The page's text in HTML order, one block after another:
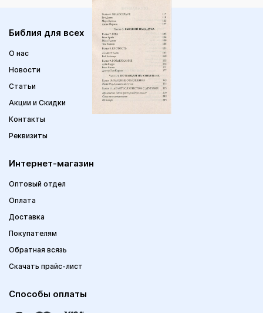
Библия для всех
О нас
Новости
Статьи
Акции и Скидки
Контакты
Реквизиты
Интернет-магазин
Оптовый отдел
Оплата
Доставка
Покупателям
Обратная всязь
Скачать прайс-лист
Способы оплаты